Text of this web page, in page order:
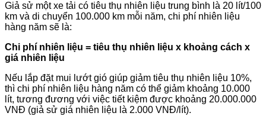
Giả sử một xe tải có tiêu thụ nhiên liệu trung bình là 20 lít/100
km và di chuyển 100.000 km mỗi năm, chi phí nhiên liệu
hàng năm sẽ là:
Chi phí nhiên liệu = tiêu thụ nhiên liệu x khoảng cách x
giá nhiên liệu
Nếu lắp đặt mui lướt gió giúp giảm tiêu thụ nhiên liệu 10%,
thì chi phí nhiên liệu hàng năm có thể giảm khoảng 10.000
lít, tương đương với việc tiết kiệm được khoảng 20.000.000
VNĐ (giả sử giá nhiên liệu là 2.000 VNĐ/lít).